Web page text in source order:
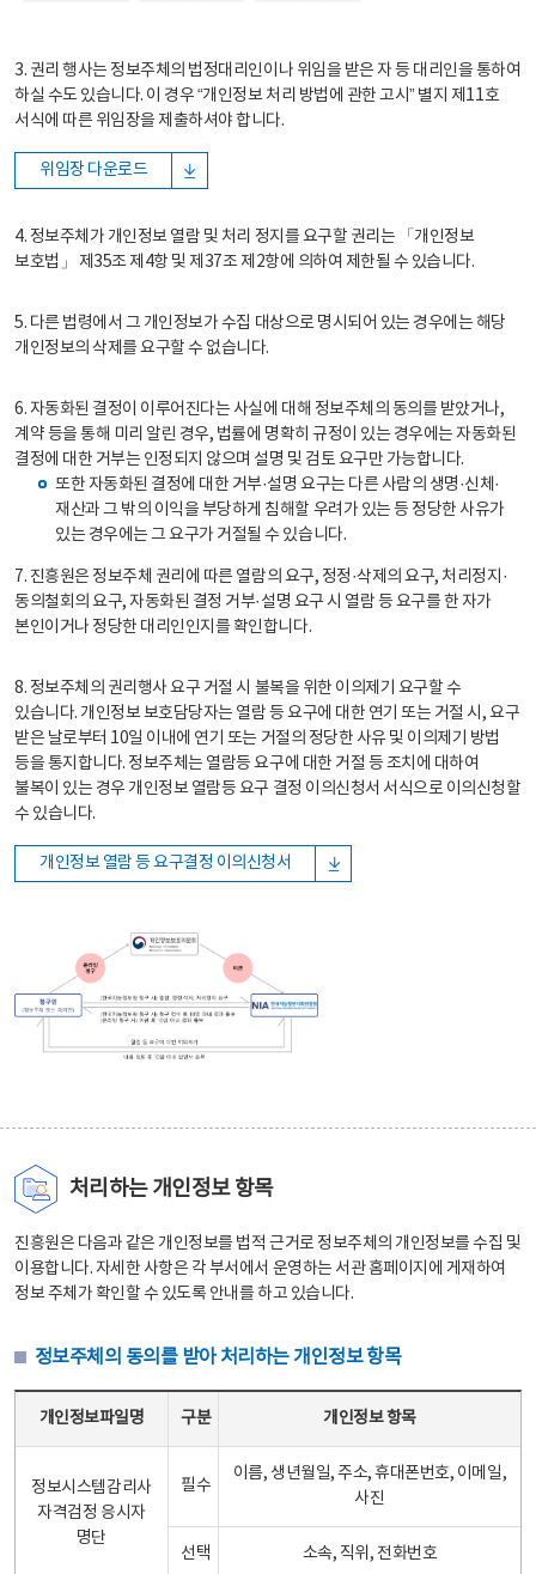
3. 권리 행사는 정보주체의 법정대리인이나 위임을 받은 자 등 대리인을 통하여
하실 수도 있습니다. 이 경우 “개인정보 처리 방법에 관한 고시” 별지 제11호
서식에 따른 위임장을 제출하셔야 합니다.
위임장 다운로드
4. 정보주체가 개인정보 열람 및 처리 정지를 요구할 권리는 「개인정보
보호법」 제35조 제4항 및 제37조 제2항에 의하여 제한될 수 있습니다.
5. 다른 법령에서 그 개인정보가 수집 대상으로 명시되어 있는 경우에는 해당
개인정보의 삭제를 요구할 수 없습니다.
6. 자동화된 결정이 이루어진다는 사실에 대해 정보주체의 동의를 받았거나,
계약 등을 통해 미리 알린 경우, 법률에 명확히 규정이 있는 경우에는 자동화된
결정에 대한 거부는 인정되지 않으며 설명 및 검토 요구만 가능합니다.
또한 자동화된 결정에 대한 거부·설명 요구는 다른 사람의 생명·신체·
재산과 그 밖의 이익을 부당하게 침해할 우려가 있는 등 정당한 사유가
있는 경우에는 그 요구가 거절될 수 있습니다.
7. 진흥원은 정보주체 권리에 따른 열람의 요구, 정정·삭제의 요구, 처리정지·
동의철회의 요구, 자동화된 결정 거부·설명 요구 시 열람 등 요구를 한 자가
본인이거나 정당한 대리인인지를 확인합니다.
8. 정보주체의 권리행사 요구 거절 시 불복을 위한 이의제기 요구할 수
있습니다. 개인정보 보호담당자는 열람 등 요구에 대한 연기 또는 거절 시, 요구
받은 날로부터 10일 이내에 연기 또는 거절의 정당한 사유 및 이의제기 방법
등을 통지합니다. 정보주체는 열람등 요구에 대한 거절 등 조치에 대하여
불복이 있는 경우 개인정보 열람등 요구 결정 이의신청서 서식으로 이의신청할
수 있습니다.
개인정보 열람 등 요구결정 이의신청서
처리하는 개인정보 항목
진흥원은 다음과 같은 개인정보를 법적 근거로 정보주체의 개인정보를 수집 및
이용합니다. 자세한 사항은 각 부서에서 운영하는 서관 홈페이지에 게재하여
정보 주체가 확인할 수 있도록 안내를 하고 있습니다.
정보주체의 동의를 받아 처리하는 개인정보 항목
개인정보파일명 구분 개인정보 항목
정보시스템감리사
자격검정 응시자
명단
필수
이름, 생년월일, 주소, 휴대폰번호, 이메일,
사진
선택 소속, 직위, 전화번호